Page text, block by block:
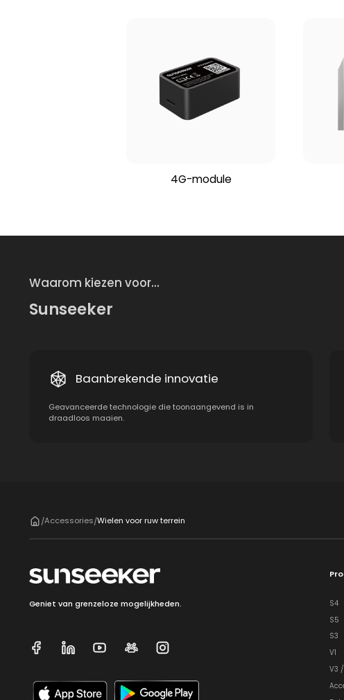
4G-module
Waarom kiezen voor...
Sunseeker
Baanbrekende innovatie
Geavanceerde technologie die toonaangevend is in
draadloos maaien.
/Accessories/Wielen voor ruw terrein
Geniet van grenzeloze mogelijkheden.
S4
S5
S3
V1
V3